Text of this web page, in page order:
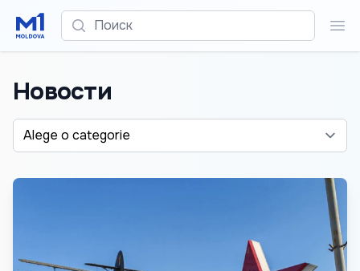
Поиск
Новости
Alege o categorie